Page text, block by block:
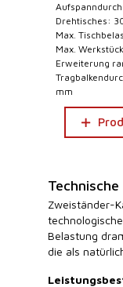
Drehtisches:
Max.
Max.
Erweiterung
mm
Zweiständer-
Belastung
die als